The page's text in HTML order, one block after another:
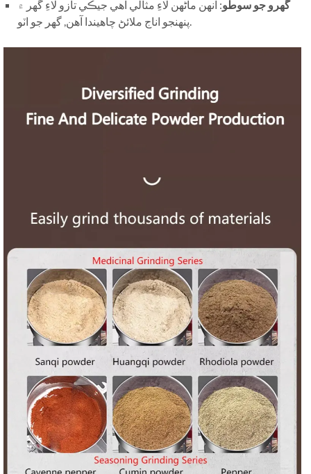
گهرو جو سوطو: انهن ماڻهن لاءِ مثالي آهي جيڪي تازو لاءِ گهر ۾
پنهنجو اناج ملائڻ چاهيندا آهن, گھر جو اٽو.